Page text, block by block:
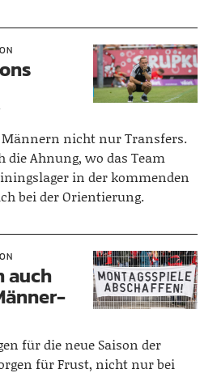
nicht nur Transfers.
die Ahnung, wo das Team
in der kommenden
bei der Orientierung.
auch
für die neue Saison der
für Frust, nicht nur bei